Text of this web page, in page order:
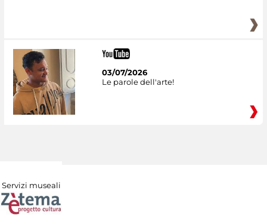
03/07/2026
Le parole dell'arte!
Servizi museali